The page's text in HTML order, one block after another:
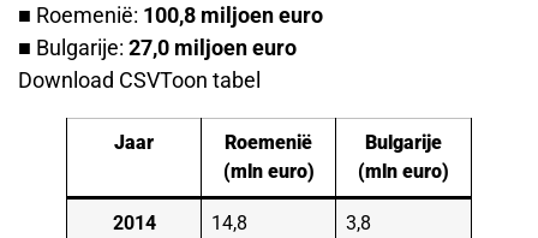
■ Roemenië: 100,8 miljoen euro
■ Bulgarije: 27,0 miljoen euro
Download CSVToon tabel
Jaar
Roemenië
(mln euro)
Bulgarije
(mln euro)
2014 14,8 3,8